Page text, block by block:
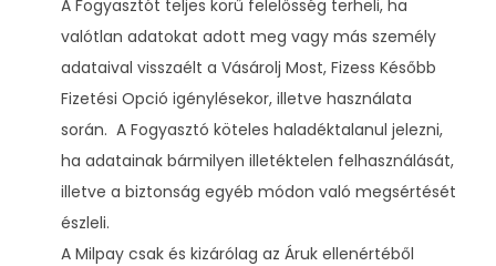
A Fogyasztót teljes körű felelősség terheli, ha
valótlan adatokat adott meg vagy más személy
adataival visszaélt a Vásárolj Most, Fizess Később
Fizetési Opció igénylésekor, illetve használata
során. A Fogyasztó köteles haladéktalanul jelezni,
ha adatainak bármilyen illetéktelen felhasználását,
illetve a biztonság egyéb módon való megsértését
észleli.
A Milpay csak és kizárólag az Áruk ellenértéből